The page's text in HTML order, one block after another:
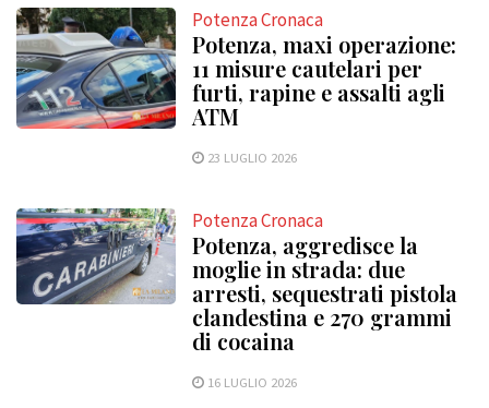
Potenza Cronaca
Potenza, maxi operazione:
11 misure cautelari per
furti, rapine e assalti agli
ATM
23 LUGLIO 2026
Potenza Cronaca
Potenza, aggredisce la
moglie in strada: due
arresti, sequestrati pistola
clandestina e 270 grammi
di cocaina
16 LUGLIO 2026